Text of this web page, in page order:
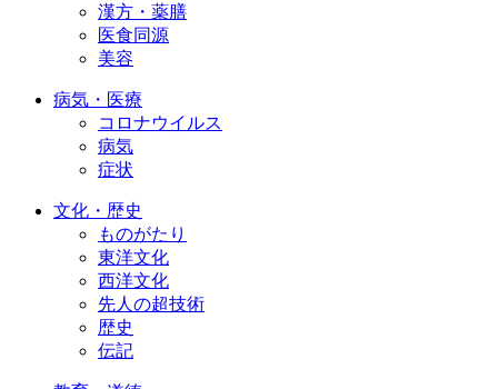
漢方・薬膳
医食同源
美容
病気・医療
コロナウイルス
病気
症状
文化・歴史
ものがたり
東洋文化
西洋文化
先人の超技術
歴史
伝記